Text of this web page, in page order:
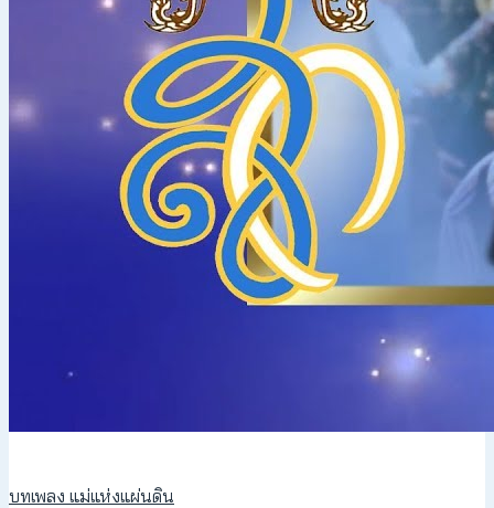
บทเพลง แม่แห่งแผ่นดิน